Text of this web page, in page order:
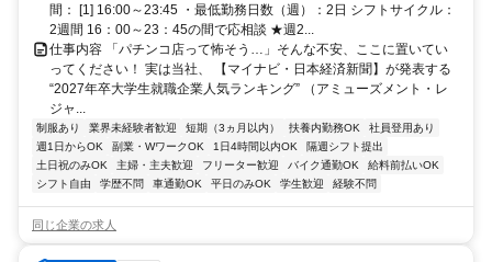
間： [1] 16:00～23:45 ・最低勤務日数（週）：2日 シフトサイクル：
2週間 16：00～23：45の間で応相談 ★週2...
仕事内容 「パチンコ店って怖そう…」そんな不安、ここに置いてい
ってください！ 実は当社、 【マイナビ・日本経済新聞】が発表する
“2027年卒大学生就職企業人気ランキング” （アミューズメント・レ
ジャ...
制服あり 業界未経験者歓迎 短期（3ヵ月以内） 扶養内勤務OK
社員登用あり
週1日からOK
副業・WワークOK 1日4時間以内OK
隔週シフト提出
土日祝のみOK
主婦・主夫歓迎 フリーター歓迎 バイク通勤OK
給料前払いOK
シフト自由
学歴不問 車通勤OK 平日のみOK 学生歓迎 経験不問
同じ企業の求人